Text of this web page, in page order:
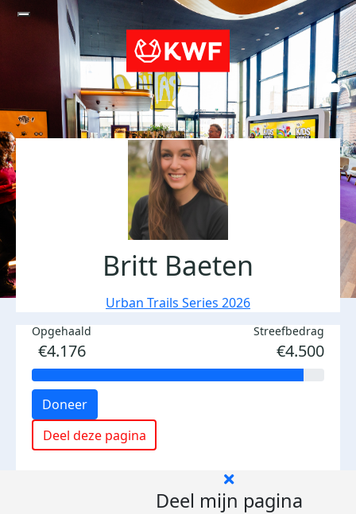
Britt Baeten
Urban Trails Series 2026
Opgehaald
€4.176
Streefbedrag
€4.500
Doneer
Deel deze pagina
Deel mijn pagina